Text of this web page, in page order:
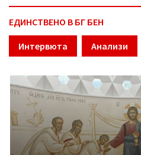
ЕДИНСТВЕНО В БГ БЕН
Интервюта Анализи